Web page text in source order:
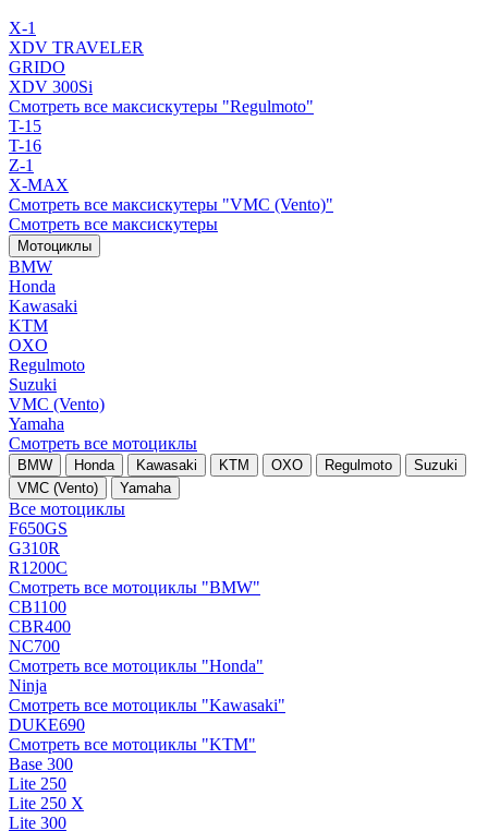
X-1
XDV TRAVELER
GRIDO
XDV 300Si
Смотреть все максискутеры "Regulmoto"
T-15
T-16
Z-1
X-MAX
Смотреть все максискутеры "VMC (Vento)"
Смотреть все максискутеры
Мотоциклы
BMW
Honda
Kawasaki
KTM
OXO
Regulmoto
Suzuki
VMC (Vento)
Yamaha
Смотреть все мотоциклы
BMW Honda Kawasaki KTM OXO Regulmoto
Suzuki
VMC (Vento)
Yamaha
Все мотоциклы
F650GS
G310R
R1200C
Смотреть все мотоциклы "BMW"
CB1100
CBR400
NC700
Смотреть все мотоциклы "Honda"
Ninja
Смотреть все мотоциклы "Kawasaki"
DUKE690
Смотреть все мотоциклы "KTM"
Base 300
Lite 250
Lite 250 X
Lite 300